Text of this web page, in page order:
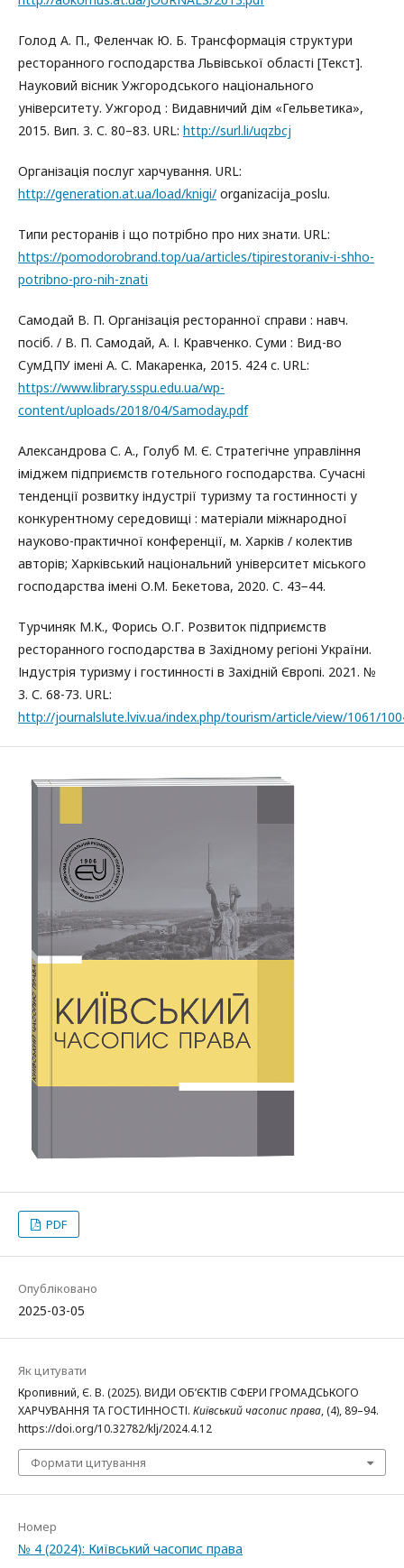
Голод А. П., Феленчак Ю. Б. Трансформація структури
ресторанного господарства Львівської області [Текст].
Науковий вісник Ужгородського національного
університету. Ужгород : Видавничий дім «Гельветика»,
2015. Вип. 3. С. 80–83. URL: http://surl.li/uqzbcj
Організація послуг харчування. URL:
http://generation.at.ua/load/knigi/ organizacija_poslu.
Типи ресторанів і що потрібно про них знати. URL:
https://pomodorobrand.top/ua/articles/tipirestoraniv-i-shho-
potribno-pro-nih-znati
Самодай В. П. Організація ресторанної справи : навч.
посіб. / В. П. Самодай, А. І. Кравченко. Суми : Вид-во
СумДПУ імені А. С. Макаренка, 2015. 424 с. URL:
https://www.library.sspu.edu.ua/wp-
content/uploads/2018/04/Samoday.pdf
Александрова С. А., Голуб М. Є. Cтратегічне управління
іміджем підприємств готельного господарства. Сучасні
тенденції розвитку індустрії туризму та гостинності у
конкурентному середовищі : матеріали міжнародної
науково-практичної конференції, м. Харків / колектив
авторів; Харківський національний університет міського
господарства імені О.М. Бекетова, 2020. C. 43−44.
Турчиняк М.К., Форись О.Г. Розвиток підприємств
ресторанного господарства в Західному регіоні України.
Індустрія туризму і гостинності в Західній Європі. 2021. №
3. С. 68-73. URL:
http://journalslute.lviv.ua/index.php/tourism/article/view/1061/
PDF
Опубліковано
2025-03-05
Як цитувати
Кропивний, Є. В. (2025). ВИДИ ОБ’ЄКТІВ СФЕРИ ГРОМАДСЬКОГО
ХАРЧУВАННЯ ТА ГОСТИННОСТІ. Київський часопис права, (4), 89–94.
https://doi.org/10.32782/klj/2024.4.12
Формати цитування
Номер
№ 4 (2024): Київський часопис права